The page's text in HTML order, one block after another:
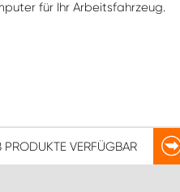
für Ihr Arbeitsfahrzeug.
PRODUKTEVERFÜGBAR